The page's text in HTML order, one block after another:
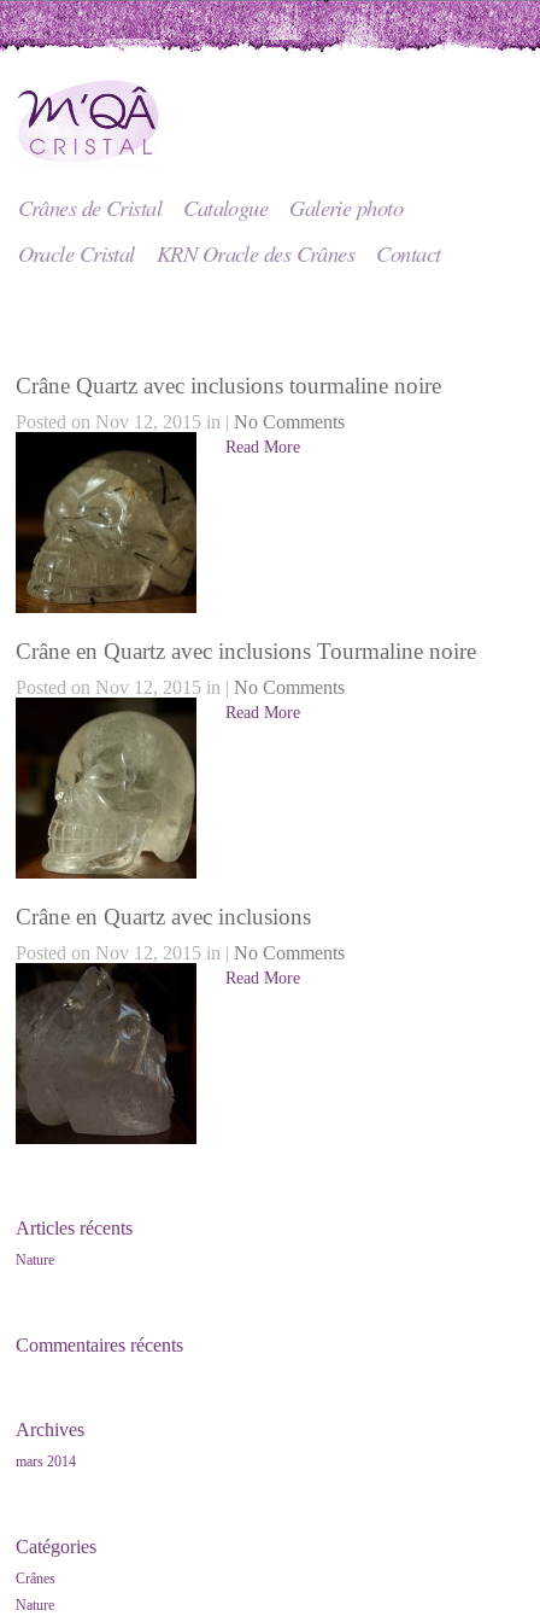
Crânes de Cristal Catalogue
Galerie photo
Oracle Cristal
KRN Oracle des Crânes Contact
Crâne Quartz avec inclusions tourmaline noire
Posted on Nov 12, 2015 in |No Comments
Read More
Crâne en Quartz avec inclusions Tourmaline noire
Posted on Nov 12, 2015 in |No Comments
Read More
Crâne en Quartz avec inclusions
Posted on Nov 12, 2015 in |No Comments
Read More
Articles récents
Nature
Commentaires récents
Archives
mars 2014
Catégories
Crânes
Nature